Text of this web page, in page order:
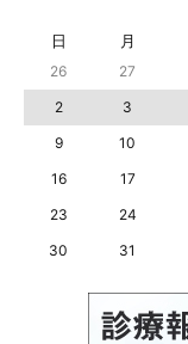
日 月
26 27
2
3
9
10
16
17
23
24
30
31